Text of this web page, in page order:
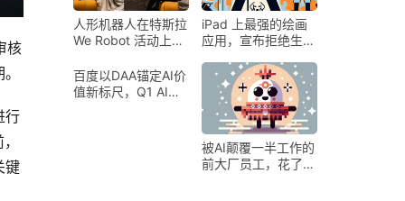
核
行
键
人形机器人在特斯拉
We Robot 活动上为
iPad 上最强的绘画
应用，宣布拒绝生成
百度以DAA锚定AI价
值新标尺，Q1 AI营
被AI颠覆一半工作的
前大厂员工，花了8